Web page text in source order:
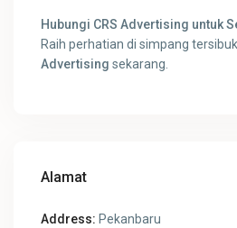
Hubungi CRS Advertising untuk
Raih perhatian di simpang
Advertising sekarang.
Alamat
Address: Pekanbaru